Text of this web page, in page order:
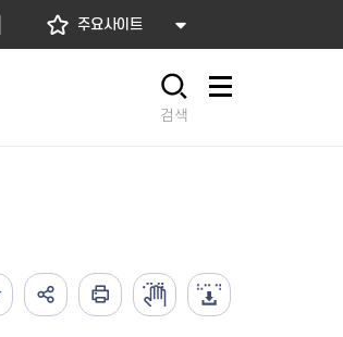
주요사이트
나눔의 장터마당
행정규제개혁
행정처분
공공기관
안전문화운동
우리 동네 안전지도
검색
사이트맵